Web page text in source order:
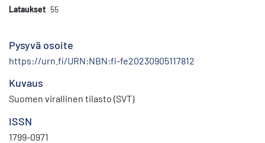
Lataukset 55
Pysyvä osoite
https://urn.fi/URN:NBN:fi-fe20230905117812
Kuvaus
Suomen virallinen tilasto (SVT)
ISSN
1799-0971